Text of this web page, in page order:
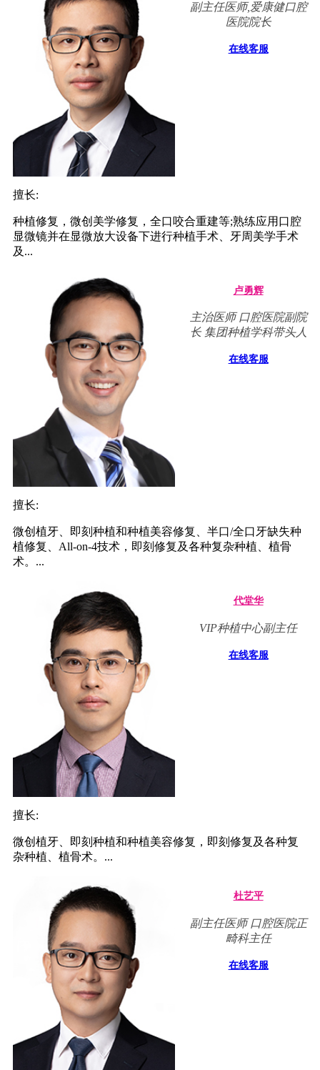
副主任医师,爱康健口腔
医院院长
在线客服
擅长:
种植修复，微创美学修复，全口咬合重建等;熟练应用口腔
显微镜并在显微放大设备下进行种植手术、牙周美学手术
及...
卢勇辉
主治医师 口腔医院副院
长 集团种植学科带头人
在线客服
擅长:
微创植牙、即刻种植和种植美容修复、半口/全口牙缺失种
植修复、All-on-4技术，即刻修复及各种复杂种植、植骨
术。...
代堂华
VIP种植中心副主任
在线客服
擅长:
微创植牙、即刻种植和种植美容修复，即刻修复及各种复
杂种植、植骨术。...
杜艺平
副主任医师 口腔医院正
畸科主任
在线客服